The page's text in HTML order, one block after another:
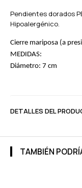
Pendientes dorados
Hipoalergénico.
Cierre mariposa (a
MEDIDAS:
Diámetro: 7 cm
DETALLES DEL
TAMBIÉN